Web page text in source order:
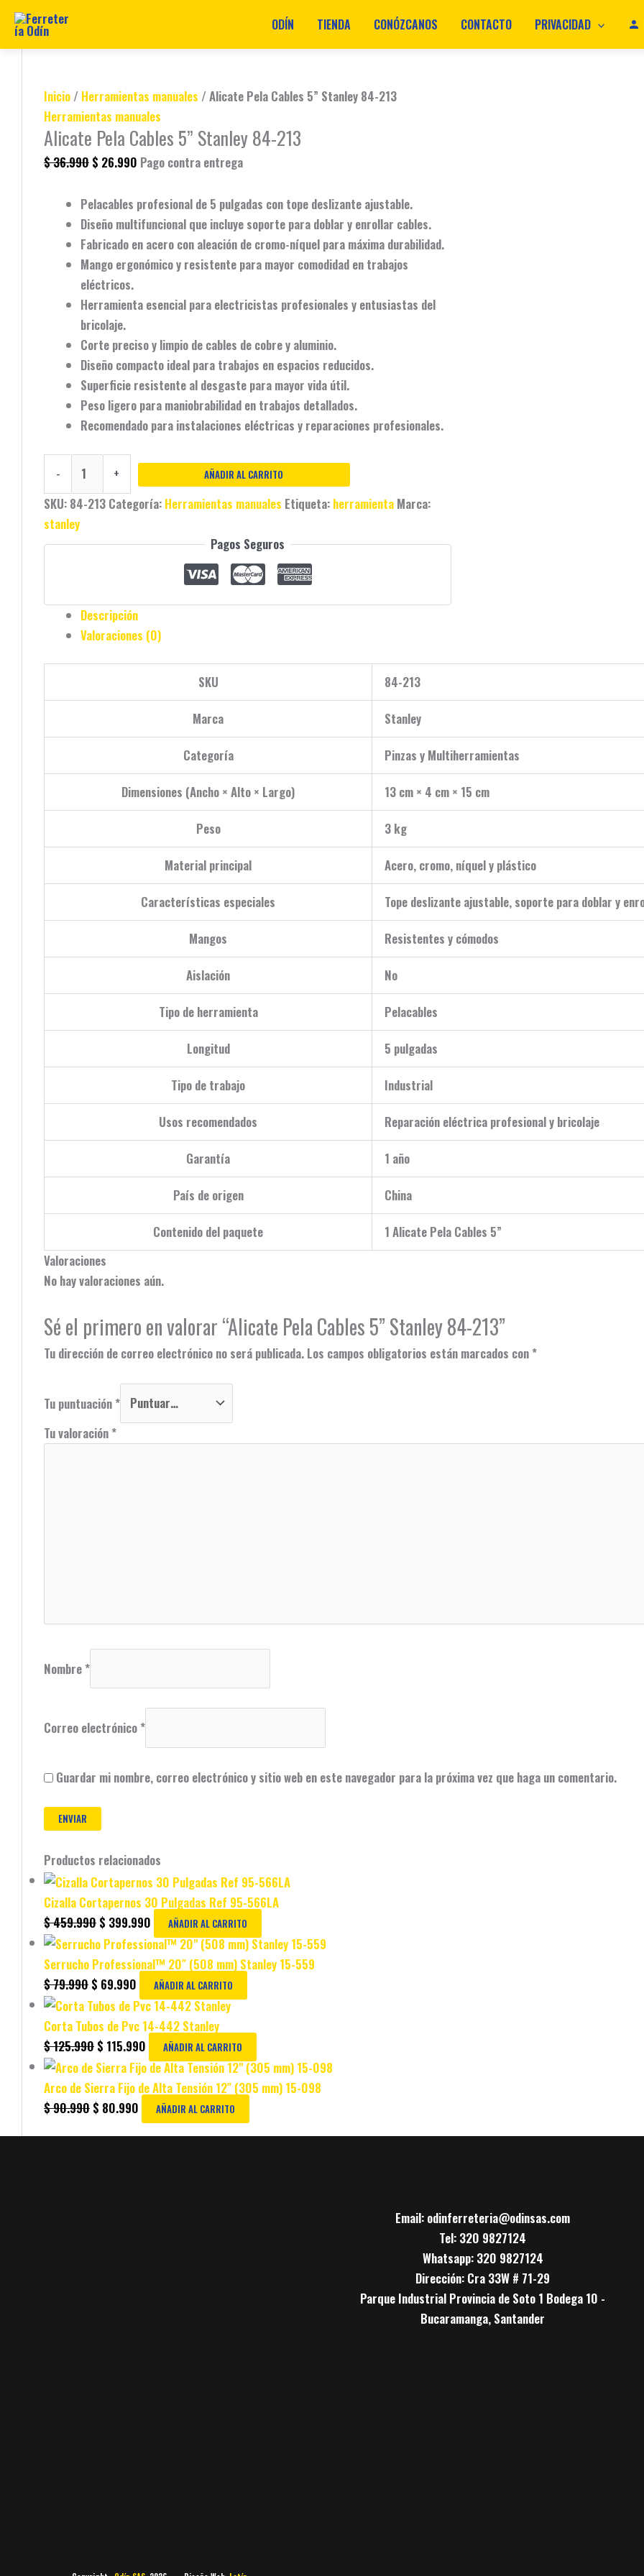
Ir
contenido
ODÍN TIENDA CONÓZCANOS CONTACTO PRIVACIDAD
Inicio / Herramientas manuales / Alicate Pela Cables 5” Stanley 84-213
Herramientas manuales
Alicate Pela Cables 5” Stanley 84-213
$36.990
Original
was:
$ 36.990.
$ 26.990
Current
is:
$ 26.990.
Pago contra entrega
Pelacables profesional de 5 pulgadas con tope deslizante ajustable.
Diseño multifuncional que incluye soporte para doblar y enrollar cables.
Fabricado en acero con aleación de cromo-níquel para máxima durabilidad.
Mango ergonómico y resistente para mayor comodidad en trabajos
eléctricos.
Herramienta esencial para electricistas profesionales y entusiastas del
bricolaje.
Corte preciso y limpio de cables de cobre y aluminio.
Diseño compacto ideal para trabajos en espacios reducidos.
Superficie resistente al desgaste para mayor vida útil.
Peso ligero para maniobrabilidad en trabajos detallados.
Recomendado para instalaciones eléctricas y reparaciones profesionales.
-
Alicate
Cables
5”
Stanley
84-
213
+ AÑADIR AL CARRITO
SKU: 84-213 Categoría: Herramientas manuales Etiqueta: herramienta Marca:
stanley
Pagos Seguros
Descripción
Valoraciones (0)
SKU 84-213
Marca Stanley
Categoría Pinzas y Multiherramientas
Dimensiones (Ancho × Alto × Largo) 13 cm × 4 cm × 15 cm
Peso 3 kg
Material principal Acero, cromo, níquel y plástico
Características especiales Tope deslizante ajustable, soporte para doblar y
Mangos Resistentes y cómodos
Aislación No
Tipo de herramienta Pelacables
Longitud 5 pulgadas
Tipo de trabajo Industrial
Usos recomendados Reparación eléctrica profesional y bricolaje
Garantía 1 año
País de origen China
Contenido del paquete
1 Alicate Pela Cables 5”
Valoraciones
No hay valoraciones aún.
Sé el primero en valorar “Alicate Pela Cables 5” Stanley 84-213”
Tu dirección de correo electrónico no será publicada. Los campos obligatorios están marcados con *
Tu puntuación *
Tu valoración *
Nombre *
Correo electrónico *
Guardar mi nombre, correo electrónico y sitio web en este navegador para la próxima vez que haga un comentario.
Productos relacionados
Cizalla Cortapernos 30 Pulgadas Ref 95-566LA
$459.990
Original
was:
$ 459.990.
$ 399.990
Current
is:
$ 399.990.
AÑADIR AL CARRITO
Serrucho Professional™ 20″ (508 mm) Stanley 15-559
$79.990
Original
was:
$ 79.990.
$ 69.990
Current
is:
$ 69.990.
AÑADIR AL CARRITO
Corta Tubos de Pvc 14-442 Stanley
$125.990
Original
was:
$ 125.990.
$ 115.990
Current
is:
$ 115.990.
AÑADIR AL CARRITO
Arco de Sierra Fijo de Alta Tensión 12″ (305 mm) 15-098
$90.990
Original
was:
$ 90.990.
$ 80.990
Current
is:
$ 80.990.
AÑADIR AL CARRITO
Email: odinferreteria@odinsas.com
Tel: 320 9827124
Whatsapp: 320 9827124
Dirección: Cra 33W # 71-29
Parque Industrial Provincia de Soto 1 Bodega 10 -
Bucaramanga, Santander